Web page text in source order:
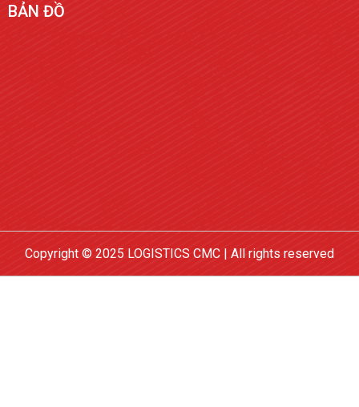
BẢN ĐỒ
Copyright © 2025 LOGISTICS CMC | All rights reserved